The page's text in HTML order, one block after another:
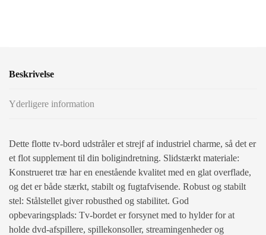
Beskrivelse
Yderligere information
Dette flotte tv-bord udstråler et strejf af industriel charme, så det er
et flot supplement til din boligindretning. Slidstærkt materiale:
Konstrueret træ har en enestående kvalitet med en glat overflade,
og det er både stærkt, stabilt og fugtafvisende. Robust og stabilt
stel: Stålstellet giver robusthed og stabilitet. God
opbevaringsplads: Tv-bordet er forsynet med to hylder for at
holde dvd-afspillere, spillekonsoller, streamingenheder og